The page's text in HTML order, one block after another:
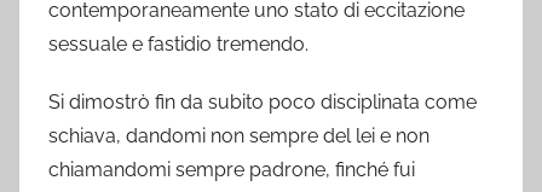
contemporaneamente uno stato di eccitazione
sessuale e fastidio tremendo.
Si dimostrò fin da subito poco disciplinata come
schiava, dandomi non sempre del lei e non
chiamandomi sempre padrone, finché fui